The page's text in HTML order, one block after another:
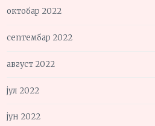
октобар 2022
септембар 2022
август 2022
јул 2022
јун 2022